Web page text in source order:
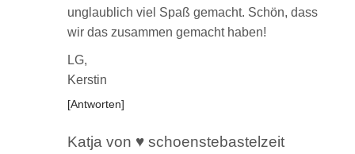
unglaublich viel Spaß gemacht. Schön, dass
wir das zusammen gemacht haben!
LG,
Kerstin
Antworten
Katja von ♥ schoenstebastelzeit